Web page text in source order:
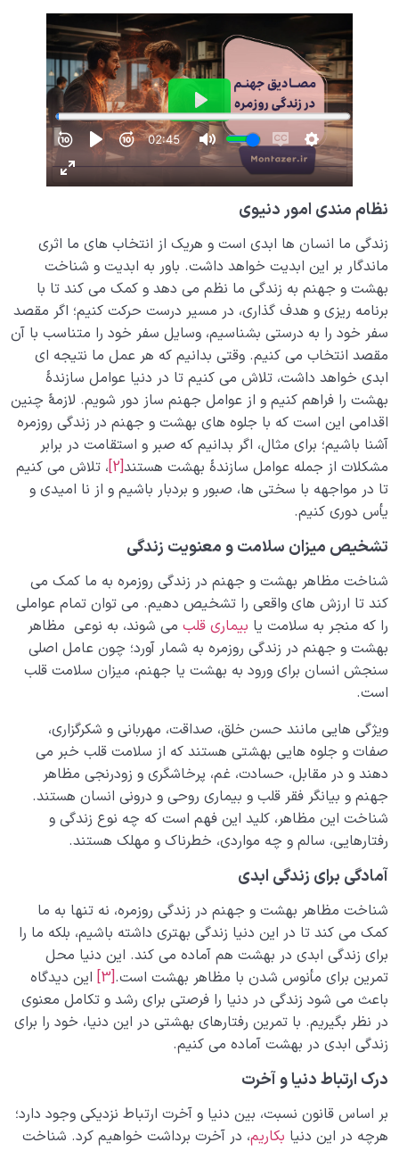
نظام مندی امور دنیوی
زندگی ما انسان ها ابدی است و هریک از انتخاب های ما اثری
ماندگار بر این ابدیت خواهد داشت. باور به ابدیت و شناخت
بهشت و جهنم به زندگی ما نظم می دهد و کمک می کند تا با
برنامه ریزی و هدف گذاری، در مسیر درست حرکت کنیم؛ اگر مقصد
سفر خود را به درستی بشناسیم، وسایل سفر خود را متناسب با آن
مقصد انتخاب می کنیم. وقتی بدانیم که هر عمل ما نتیجه ای
ابدی خواهد داشت، تلاش می کنیم تا در دنیا عوامل سازندۀ
بهشت را فراهم کنیم و از عوامل جهنم ساز دور شویم. لازمۀ چنین
اقدامی این است که با جلوه های بهشت و جهنم در زندگی روزمره
آشنا باشیم؛ برای مثال، اگر بدانیم که صبر و استقامت در برابر
مشکلات از جمله عوامل سازندۀ بهشت هستند[2] ، تلاش می کنیم
تا در مواجهه با سختی ها، صبور و بردبار باشیم و از نا امیدی و
یأس دوری کنیم.
تشخیص میزان سلامت و معنویت زندگی
شناخت مظاهر بهشت و جهنم در زندگی روزمره به ما کمک می
کند تا ارزش های واقعی را تشخیص دهیم. می توان تمام عواملی
را که منجر به سلامت یا بیماری قلب می شوند، به نوعی مظاهر
بهشت و جهنم در زندگی روزمره به شمار آورد؛ چون عامل اصلی
سنجش انسان برای ورود به بهشت یا جهنم، میزان سلامت قلب
است.
ویژگی هایی مانند حسن خلق، صداقت، مهربانی و شکرگزاری،
صفات و جلوه هایی بهشتی هستند که از سلامت قلب خبر می
دهند و در مقابل، حسادت، غم، پرخاشگری و زودرنجی مظاهر
جهنم و بیانگر فقر قلب و بیماری روحی و درونی انسان هستند.
شناخت این مظاهر، کلید این فهم است که چه نوع زندگی و
رفتارهایی، سالم و چه مواردی، خطرناک و مهلک هستند.
آمادگی برای زندگی ابدی
شناخت مظاهر بهشت و جهنم در زندگی روزمره، نه تنها به ما
کمک می کند تا در این دنیا زندگی بهتری داشته باشیم، بلکه ما را
برای زندگی ابدی در بهشت هم آماده می کند. این دنیا محل
تمرین برای مأنوس شدن با مظاهر بهشت است.[3]
این دیدگاه
باعث می شود زندگی در دنیا را فرصتی برای رشد و تکامل معنوی
در نظر بگیریم. با تمرین رفتارهای بهشتی در این دنیا، خود را برای
زندگی ابدی در بهشت آماده می کنیم.
درک ارتباط دنیا و آخرت
بر اساس قانون نسبت، بین دنیا و آخرت ارتباط نزدیکی وجود دارد؛
هرچه در این دنیا بکاریم، در آخرت برداشت خواهیم کرد. شناخت